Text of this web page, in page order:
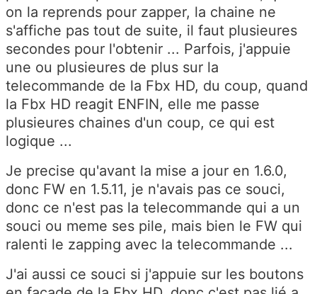
on la reprends pour zapper, la chaine ne
s'affiche pas tout de suite, il faut plusieures
secondes pour l'obtenir ... Parfois, j'appuie
une ou plusieures de plus sur la
telecommande de la Fbx HD, du coup, quand
la Fbx HD reagit ENFIN, elle me passe
plusieures chaines d'un coup, ce qui est
logique ...
Je precise qu'avant la mise a jour en 1.6.0,
donc FW en 1.5.11, je n'avais pas ce souci,
donc ce n'est pas la telecommande qui a un
souci ou meme ses pile, mais bien le FW qui
ralenti le zapping avec la telecommande ...
J'ai aussi ce souci si j'appuie sur les boutons